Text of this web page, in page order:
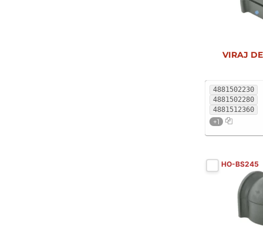
4881502230
4881502280
4881512360
+1
VIRAJ
HO-BS245